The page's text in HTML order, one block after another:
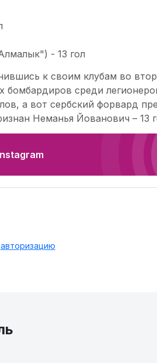
- 13 гол
к своим клубам во
бомбардиров среди
а вот сербский форвард
Неманья Йованович – 13
авторизацию